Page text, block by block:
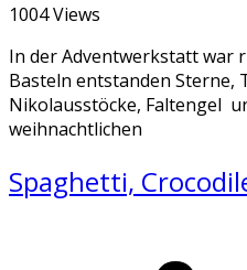
1004 Views
In der Adventwerkstatt war
Basteln entstanden Sterne,
Nikolausstöcke, Faltengel
weihnachtlichen
Spaghetti,